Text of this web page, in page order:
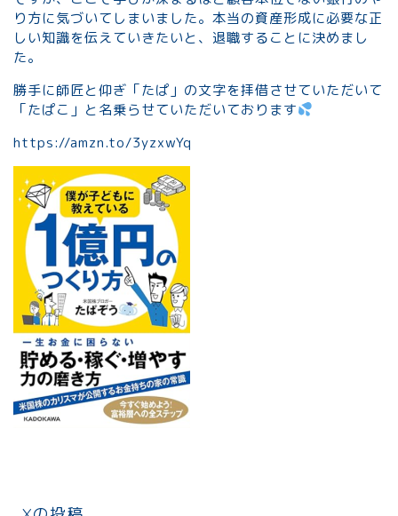
り方に気づいてしまいました。本当の資産形成に必要な正
しい知識を伝えていきたいと、退職することに決めまし
た。
勝手に師匠と仰ぎ「たぱ」の文字を拝借させていただいて
「たぱこ」と名乗らせていただいております
https://amzn.to/3yzxwYq